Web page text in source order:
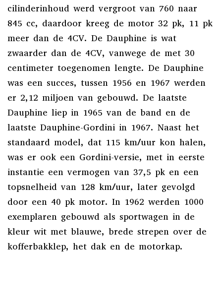
cilinderinhoud werd vergroot van 760 naar
845 cc, daardoor kreeg de motor 32 pk, 11 pk
meer dan de 4CV. De Dauphine is wat
zwaarder dan de 4CV, vanwege de met 30
centimeter toegenomen lengte. De Dauphine
was een succes, tussen 1956 en 1967 werden
er 2,12 miljoen van gebouwd. De laatste
Dauphine liep in 1965 van de band en de
laatste Dauphine-Gordini in 1967. Naast het
standaard model, dat 115 km/uur kon halen,
was er ook een Gordini-versie, met in eerste
instantie een vermogen van 37,5 pk en een
topsnelheid van 128 km/uur, later gevolgd
door een 40 pk motor. In 1962 werden 1000
exemplaren gebouwd als sportwagen in de
kleur wit met blauwe, brede strepen over de
kofferbakklep, het dak en de motorkap.